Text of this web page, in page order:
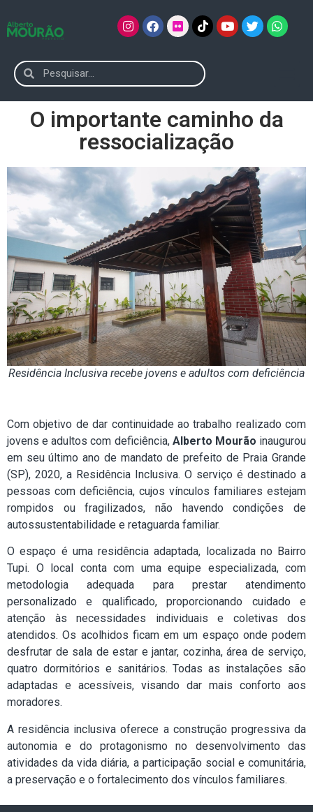
O importante caminho da
ressocialização
Residência Inclusiva recebe jovens e adultos com deficiência
Com objetivo de dar continuidade ao trabalho realizado com
jovens e adultos com deficiência, Alberto Mourão inaugurou
em seu último ano de mandato de prefeito de Praia Grande
(SP), 2020, a Residência Inclusiva. O serviço é destinado a
pessoas com deficiência, cujos vínculos familiares estejam
rompidos ou fragilizados, não havendo condições de
autossustentabilidade e retaguarda familiar.
O espaço é uma residência adaptada, localizada no Bairro
Tupi. O local conta com uma equipe especializada, com
metodologia adequada para prestar atendimento
personalizado e qualificado, proporcionando cuidado e
atenção às necessidades individuais e coletivas dos
atendidos. Os acolhidos ficam em um espaço onde podem
desfrutar de sala de estar e jantar, cozinha, área de serviço,
quatro dormitórios e sanitários. Todas as instalações são
adaptadas e acessíveis, visando dar mais conforto aos
moradores.
A residência inclusiva oferece a construção progressiva da
autonomia e do protagonismo no desenvolvimento das
atividades da vida diária, a participação social e comunitária,
a preservação e o fortalecimento dos vínculos familiares.